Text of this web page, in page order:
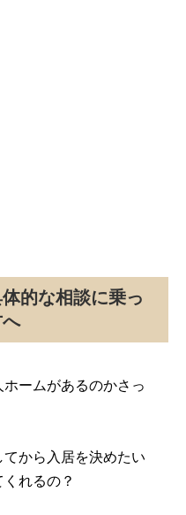
的な相談に乗っ
ームがあるのかさっ
から入居を決めたい
れるの？